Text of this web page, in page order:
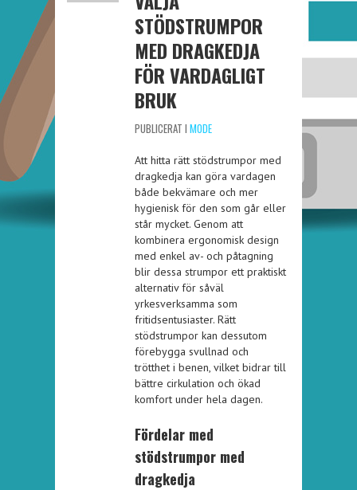
STÖDSTRUMPOR
MED DRAGKEDJA
FÖR VARDAGLIGT
BRUK
PUBLICERAT I MODE
Att hitta rätt stödstrumpor med
dragkedja kan göra vardagen
både bekvämare och mer
hygienisk för den som går eller
står mycket. Genom att
kombinera ergonomisk design
med enkel av- och påtagning
blir dessa strumpor ett praktiskt
alternativ för såväl
yrkesverksamma som
fritidsentusiaster. Rätt
stödstrumpor kan dessutom
förebygga svullnad och
trötthet i benen, vilket bidrar till
bättre cirkulation och ökad
komfort under hela dagen.
Fördelar med
stödstrumpor med
dragkedja